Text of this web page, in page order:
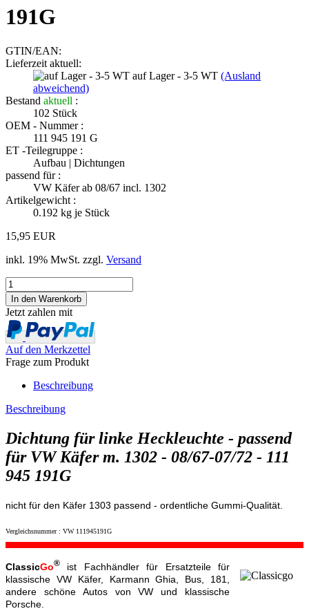
191G
GTIN/EAN:
Lieferzeit aktuell:
auf Lager - 3-5 WT (Ausland
abweichend)
Bestand aktuell :
102 Stück
OEM - Nummer :
111 945 191 G
ET -Teilegruppe :
Aufbau | Dichtungen
passend für :
VW Käfer ab 08/67 incl. 1302
Artikelgewicht :
0.192 kg je Stück
15,95 EUR
inkl. 19% MwSt. zzgl. Versand
Jetzt zahlen mit
Auf den Merkzettel
Frage zum Produkt
Beschreibung
Beschreibung
Dichtung für linke Heckleuchte - passend
für VW Käfer m. 1302 - 08/67-07/72 - 111
945 191G
nicht für den Käfer 1303 passend - ordentliche Gummi-Qualität.
Vergleichsnummer : VW 111945191G
ClassicGo®
ist Fachhändler für Ersatzteile für
klassische VW Käfer, Karmann Ghia, Bus, 181,
andere schöne Autos von VW und klassische
Porsche.